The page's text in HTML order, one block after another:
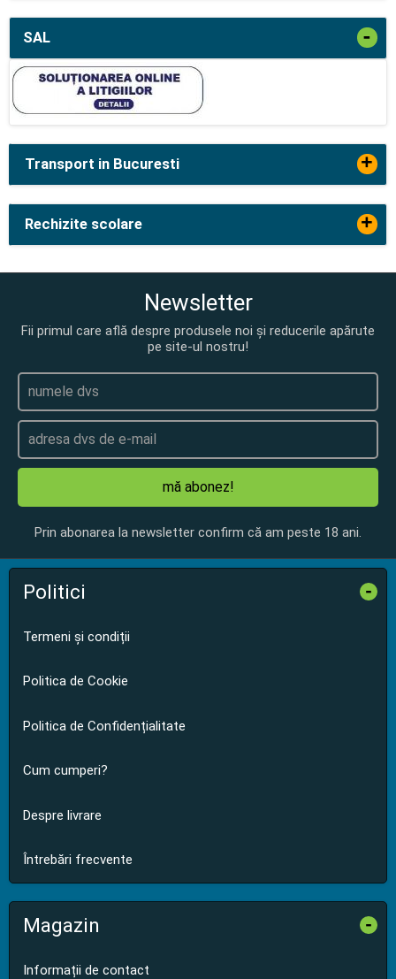
SAL -
Transport in Bucuresti +
Rechizite scolare +
Newsletter
Fii primul care află despre produsele noi și reducerile apărute
pe site-ul nostru!
mă abonez!
Prin abonarea la newsletter confirm că am peste 18 ani.
Politici -
Termeni și condiții
Politica de Cookie
Politica de Confidențialitate
Cum cumperi?
Despre livrare
Întrebări frecvente
Magazin -
Informații de contact